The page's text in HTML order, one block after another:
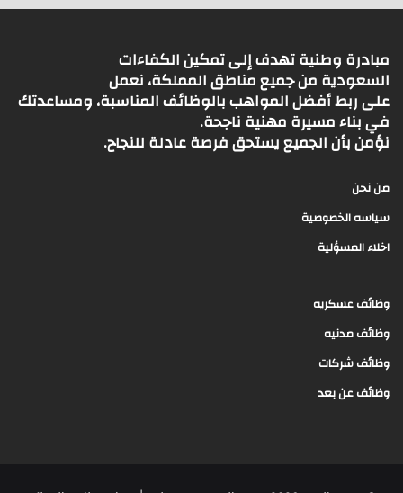
مبادرة وطنية تهدف إلى تمكين الكفاءات
السعودية من جميع مناطق المملكة، نعمل
على ربط أفضل المواهب بالوظائف المناسبة، ومساعدتك
في بناء مسيرة مهنية ناجحة.
نؤمن بأن الجميع يستحق فرصة عادلة للنجاح.
من نحن
سياسه الخصوصية
اخلاء المسؤلية
وظائف عسكريه
وظائف مدنيه
وظائف شركات
وظائف عن بعد